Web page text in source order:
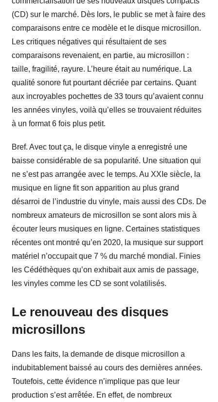
(CD) sur le marché. Dès lors, le public se met à faire des
comparaisons entre ce modèle et le disque microsillon.
Les critiques négatives qui résultaient de ses
comparaisons revenaient, en partie, au microsillon :
taille, fragilité, rayure. L’heure était au numérique. La
qualité sonore fut pourtant décriée par certains. Quant
aux incroyables pochettes de 33 tours qu’avaient connu
les années vinyles, voilà qu’elles se trouvaient réduites
à un format 6 fois plus petit.
Bref. Avec tout ça, le disque vinyle a enregistré une
baisse considérable de sa popularité. Une situation qui
ne s’est pas arrangée avec le temps. Au XXIe siècle, la
musique en ligne fit son apparition au plus grand
désarroi de l’industrie du vinyle, mais aussi des CDs. De
nombreux amateurs de microsillon se sont alors mis à
écouter leurs musiques en ligne. Certaines statistiques
récentes ont montré qu’en 2020, la musique sur support
matériel n’occupait que 7 % du marché mondial. Finies
les Cédéthèques qu’on exhibait aux amis de passage,
les vinyles comme les CD se sont volatilisés.
Le renouveau des disques
microsillons
Dans les faits, la demande de disque microsillon a
indubitablement baissé au cours des dernières années.
Toutefois, cette évidence n’implique pas que leur
production s’est arrêtée. En effet, de nombreux